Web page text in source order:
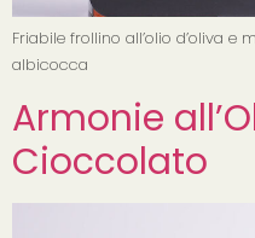
Friabile frollino all’olio d’oliva
albicocca
Armonie
Cioccolato